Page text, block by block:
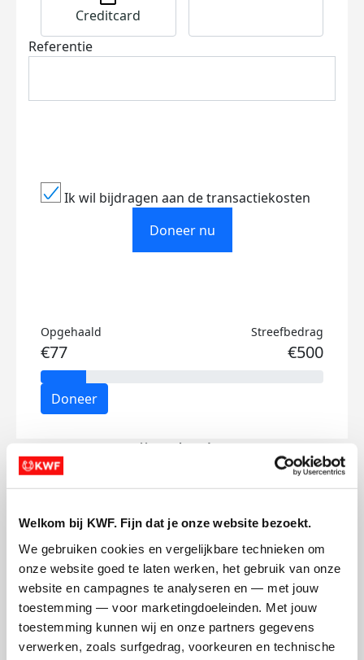
Welkom bij KWF. Fijn dat je onze website bezoekt.
We gebruiken cookies en vergelijkbare technieken om
onze website goed te laten werken, het gebruik van onze
website en campagnes te analyseren en — met jouw
toestemming — voor marketingdoeleinden. Met jouw
toestemming kunnen wij en onze partners gegevens
verwerken, zoals surfgedrag, voorkeuren en technische
Creditcard
Referentie
Ik wil bijdragen aan de transactiekosten
Doneer nu
Opgehaald
€77
Streefbedrag
€500
Doneer
Stijn's badges